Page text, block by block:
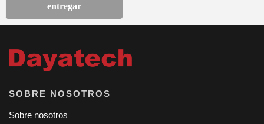
entregar
SOBRE NOSOTROS
Sobre nosotros